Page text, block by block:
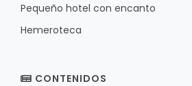
Pequeño hotel con encanto
Hemeroteca
CONTENIDOS